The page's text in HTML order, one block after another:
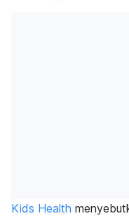
Kids Health